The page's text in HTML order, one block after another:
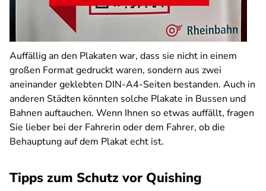
Auffällig an den Plakaten war, dass sie nicht in einem
großen Format gedruckt waren, sondern aus zwei
aneinander geklebten DIN-A4-Seiten bestanden. Auch in
anderen Städten könnten solche Plakate in Bussen und
Bahnen auftauchen. Wenn Ihnen so etwas auffällt, fragen
Sie lieber bei der Fahrerin oder dem Fahrer, ob die
Behauptung auf dem Plakat echt ist.
Tipps zum Schutz vor Quishing